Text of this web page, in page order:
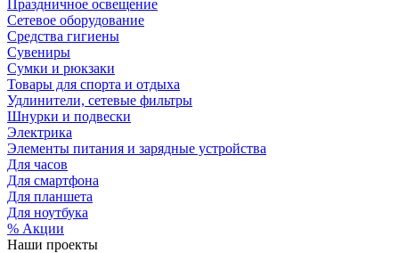
Праздничное освещение
Сетевое оборудование
Средства гигиены
Сувениры
Сумки и рюкзаки
Товары для спорта и отдыха
Удлинители, сетевые фильтры
Шнурки и подвески
Электрика
Элементы питания и зарядные устройства
Для часов
Для смартфона
Для планшета
Для ноутбука
% Акции
Наши проекты